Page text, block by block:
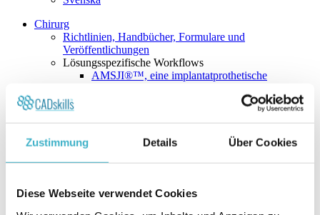
Zustimmung Details Über Cookies
Diese Webseite verwendet Cookies
Chirurg
Richtlinien, Handbücher, Formulare und
Veröffentlichungen
Lösungsspezifische Workflows
AMSJI®™, eine implantatprothetische
GESICHTSKONTURIERUNG
Rekonstruktion der Orbitawand im Rahmen von
Carpitech™-Familie (Kahnbein, Mondbein,
Schnitt- und Bohrführungen